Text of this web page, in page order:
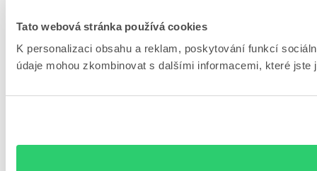
Tato webová stránka používá cookies
K personalizaci obsahu a reklam, poskytování funkcí
údaje mohou zkombinovat s dalšími informacemi, které